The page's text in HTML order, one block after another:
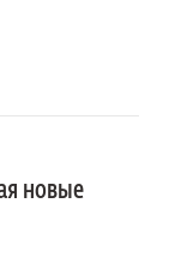
новые